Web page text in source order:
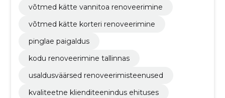
võtmed kätte vannitoa renoveerimine
võtmed kätte korteri renoveerimine
pinglae paigaldus
kodu renoveerimine tallinnas
usaldusväärsed renoveerimisteenused
kvaliteetne klienditeenindus ehituses